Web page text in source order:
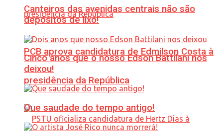
PCB aprova candidatura de Edmilson Costa à
presidência da República
Canteiros das avenidas centrais não são
depósitos de lixo!
Cinco anos que o nosso Edson Battilani nos
deixou!
Que saudade do tempo antigo!